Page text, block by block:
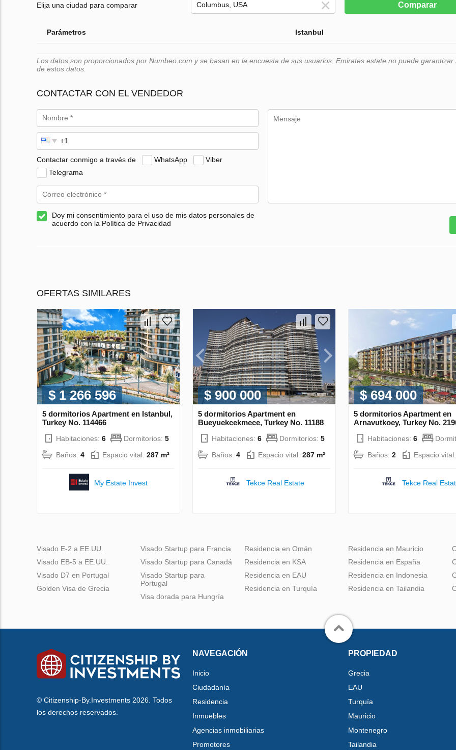
Elija una ciudad para comparar Comparar
Parámetros Istanbul
Los datos son proporcionados por Numbeo.com y se basan en la encuesta de sus usuarios. Emirates.estate no puede garantizar
de estos datos.
CONTACTAR CON EL VENDEDOR
Contactar conmigo a través de WhatsApp
Viber
Telegrama
Doy mi consentimiento para el uso de mis datos personales de
acuerdo con la Política de Privacidad
OFERTAS SIMILARES
$ 1 266 596
5 dormitorios Apartment en Istanbul,
Turkey No. 114466
Habitaciones: 6 Dormitorios: 5
Baños: 4 Espacio vital: 287 m²
My Estate Invest
$ 900 000
5 dormitorios Apartment en
Bueyuekcekmece, Turkey No. 11188
Habitaciones: 6 Dormitorios: 5
Baños: 4 Espacio vital: 287 m²
Tekce Real Estate
$ 694 000
5 dormitorios Apartment en
Arnavutkoey, Turkey No.
Habitaciones: 6
Baños: 2 Espacio vital:
Tekce Real
Visado E-2 a EE.UU.
Visado EB-5 a EE.UU.
Visado D7 en Portugal
Golden Visa de Grecia
Visado Startup para Francia
Visado Startup para Canadá
Visado Startup para
Portugal
Visa dorada para Hungría
Residencia en Omán
Residencia en KSA
Residencia en EAU
Residencia en Turquía
Residencia en Mauricio
Residencia en España
Residencia en Indonesia
Residencia en Tailandia
© Citizenship-By.Investments 2026. Todos
los derechos reservados.
NAVEGACIÓN
Inicio
Ciudadanía
Residencia
Inmuebles
Agencias inmobiliarias
Promotores
PROPIEDAD
Grecia
EAU
Turquía
Mauricio
Montenegro
Tailandia